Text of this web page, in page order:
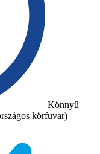
Könnyű
körfuvar)